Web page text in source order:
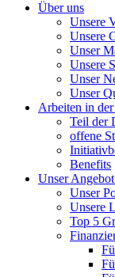
Über uns
Unsere
Unsere
Unser
Unsere
Unser
Unser
Arbeiten in
Teil der
offene
Benefits
Unser
Unser
Unsere
Top 5